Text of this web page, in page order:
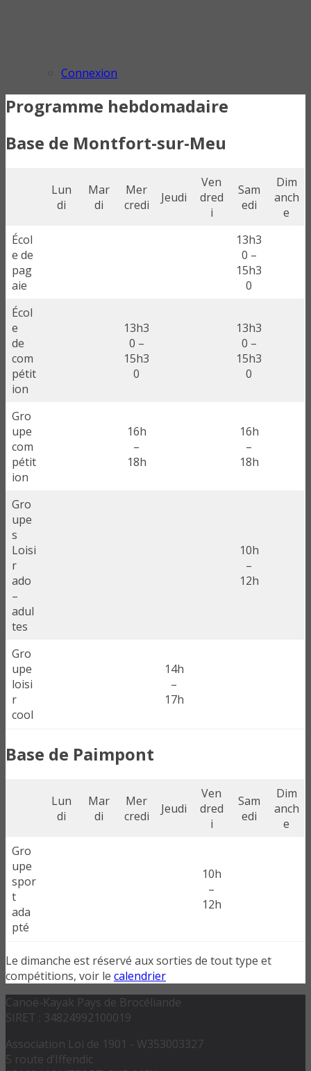
Connexion
Programme hebdomadaire
Base de Montfort-sur-Meu
Lun
di
Mar
di
Mer
credi
Jeudi
Ven
dred
i
Sam
edi
Dim
anch
e
Écol
e de
pag
aie
13h3
0 –
15h3
0
Écol
e
de
com
pétit
ion
13h3
0 –
15h3
0
13h3
0 –
15h3
0
Gro
upe
com
pétit
ion
16h
–
18h
16h
–
18h
Gro
upe
s
Loisi
r
ado
–
adul
tes
10h
–
12h
Gro
upe
loisi
r
cool
14h
–
17h
Base de Paimpont
Lun
di
Mar
di
Mer
credi
Jeudi
Ven
dred
i
Sam
edi
Dim
anch
e
Gro
upe
spor
t
ada
pté
10h
–
12h
Le dimanche est réservé aux sorties de tout type et
compétitions, voir le calendrier
Canoë-Kayak Pays de Brocéliande
SIRET : 34824992100019
Association Loi de 1901 - W353003327
5 route d’Iffendic